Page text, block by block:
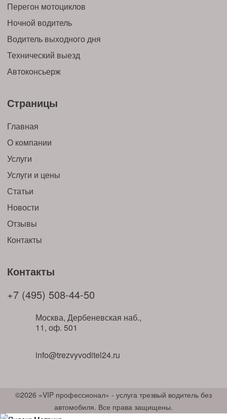
Перегон мотоциклов
Ночной водитель
Водитель выходного дня
Технический выезд
Автоконсьерж
Страницы
Главная
О компании
Услуги
Услуги и цены
Статьи
Новости
Отзывы
Контакты
Контакты
+7 (495) 508-44-50
Москва, Дербеневская наб.,
11, оф. 501
info@trezvyvoditel24.ru
©2026 «VIP профессионал» - услуга трезвый водитель без
автомобиля. Все права защищены.